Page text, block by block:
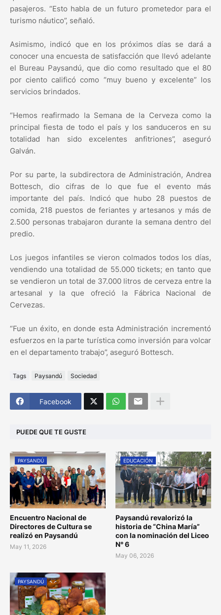
pasajeros. “Esto habla de un futuro prometedor para el
turismo náutico”, señaló.
Asimismo, indicó que en los próximos días se dará a
conocer una encuesta de satisfacción que llevó adelante
el Bureau Paysandú, que dio como resultado que el 80
por ciento calificó como “muy bueno y excelente” los
servicios brindados.
“Hemos reafirmado la Semana de la Cerveza como la
principal fiesta de todo el país y los sanduceros en su
totalidad han sido excelentes anfitriones”, aseguró
Galván.
Por su parte, la subdirectora de Administración, Andrea
Bottesch, dio cifras de lo que fue el evento más
importante del país. Indicó que hubo 28 puestos de
comida, 218 puestos de feriantes y artesanos y más de
2.500 personas trabajaron durante la semana dentro del
predio.
Los juegos infantiles se vieron colmados todos los días,
vendiendo una totalidad de 55.000 tickets; en tanto que
se vendieron un total de 37.000 litros de cerveza entre la
artesanal y la que ofreció la Fábrica Nacional de
Cervezas.
“Fue un éxito, en donde esta Administración incrementó
esfuerzos en la parte turística como inversión para volcar
en el departamento trabajo”, aseguró Bottesch.
Tags Paysandú Sociedad
Facebook
PUEDE QUE TE GUSTE
PAYSANDÚ
Encuentro Nacional de
Directores de Cultura se
realizó en Paysandú
May 11, 2026
EDUCACIÓN
Paysandú revalorizó la
historia de “China María”
con la nominación del Liceo
N° 6
May 06, 2026
PAYSANDÚ